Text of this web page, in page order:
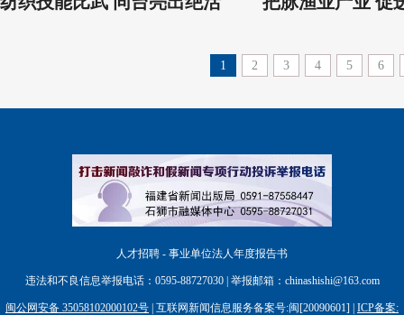
1 2 3 4 5 6
人才招聘 - 事业单位法人年度报告书
违法和不良信息举报电话：0595-88727030 | 举报邮箱：chinashishi@163.com
闽公网安备 35058102000102号 | 互联网新闻信息服务备案号:闽[20090601] | ICP备案: